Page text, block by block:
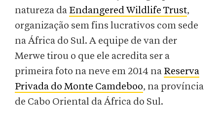
natureza da Endangered Wildlife Trust,
organização sem fins lucrativos com sede
na África do Sul. A equipe de van der
Merwe tirou o que ele acredita ser a
primeira foto na neve em 2014 na Reserva
Privada do Monte Camdeboo, na província
de Cabo Oriental da África do Sul.